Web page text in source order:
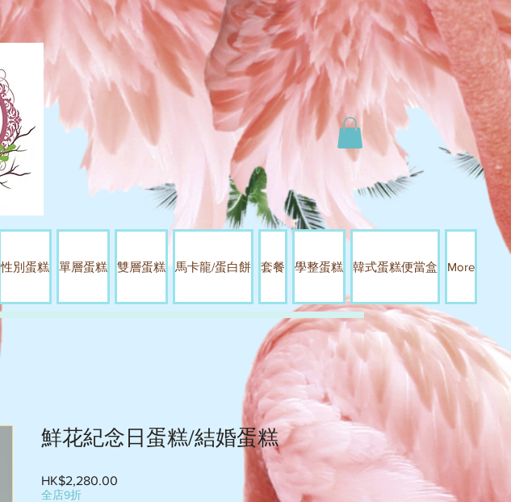
性別蛋糕 單層蛋糕 雙層蛋糕 馬卡龍/蛋白餅 套餐 學整蛋糕 韓式蛋糕便當盒 More
鮮花紀念日蛋糕/結婚蛋糕
HK$2,280.00
全店9折